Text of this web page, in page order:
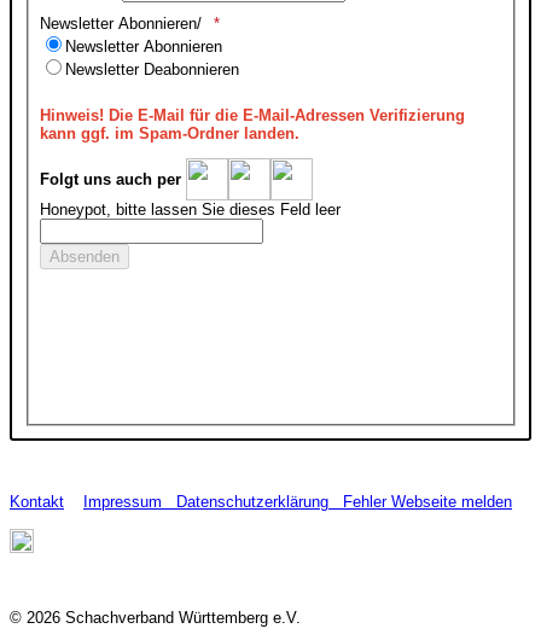
Newsletter Abonnieren/
Newsletter Abonnieren
Newsletter Deabonnieren
Hinweis! Die E-Mail für die E-Mail-Adressen Verifizierung
kann ggf. im Spam-Ordner landen.
Folgt uns auch per
Honeypot, bitte lassen Sie dieses Feld leer
Kontakt Impressum Datenschutzerklärung Fehler Webseite melden
© 2026 Schachverband Württemberg e.V.